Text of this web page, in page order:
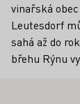
vinařská
Leutesdorf
sahá až do
břehu Rýnu